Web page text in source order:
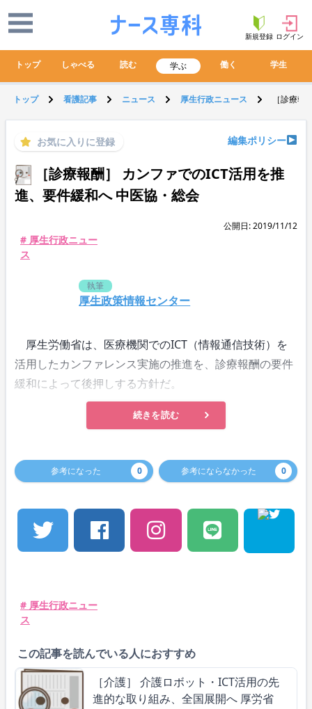
新規登録 ログイン
トップ しゃべる 読む 学ぶ 働く 学生
トップ 看護記事 ニュース 厚生行政ニュース ［診療
お気に入りに登録 編集ポリシー
［診療報酬］ カンファでのICT活用を推
進、要件緩和へ 中医協・総会
公開日: 2019/11/12
# 厚生行政ニュー
ス
執筆
厚生政策情報センター
厚生労働省は、医療機関でのICT（情報通信技術）を
活用したカンファレンス実施の推進を、診療報酬の要件
緩和によって後押しする方針だ。
続きを読む
参考になった 0 参考にならなかった 0
# 厚生行政ニュー
ス
この記事を読んでいる人におすすめ
［介護］ 介護ロボット・ICT活用の先
進的な取り組み、全国展開へ 厚労省